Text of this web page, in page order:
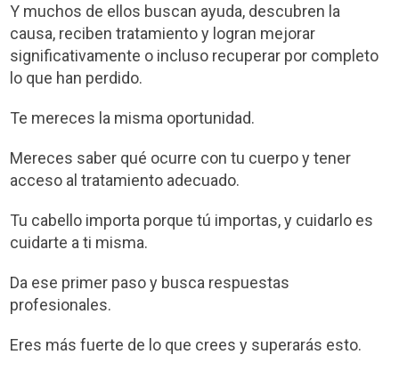
Y muchos de ellos buscan ayuda, descubren la
causa, reciben tratamiento y logran mejorar
significativamente o incluso recuperar por completo
lo que han perdido.
Te mereces la misma oportunidad.
Mereces saber qué ocurre con tu cuerpo y tener
acceso al tratamiento adecuado.
Tu cabello importa porque tú importas, y cuidarlo es
cuidarte a ti misma.
Da ese primer paso y busca respuestas
profesionales.
Eres más fuerte de lo que crees y superarás esto.